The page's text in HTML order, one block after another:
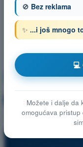
Operativne
🔒 PRO
🚫 Bez reklama
✨ ...i još mnogo
💻
Možete i dalje da
omogućava pristup